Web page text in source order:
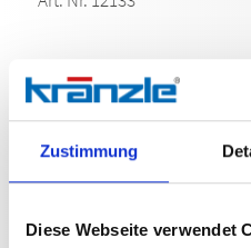
Zustimmung
Diese Webseite verwendet
wurde für maximale
Vorteil ist die Fähigkeit,
stufenlos zwischen
Niederdruckanwendung zu
Hochdruckdüse ist ideal